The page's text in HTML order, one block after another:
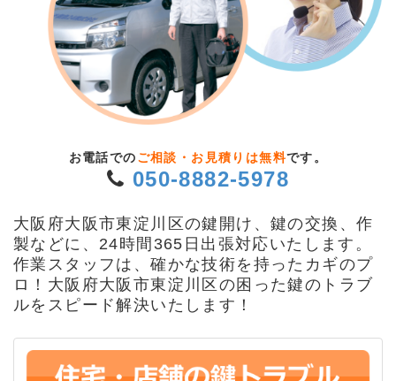
お電話での ご相談・お見積りは無料です。
050-8882-5978
大阪府大阪市東淀川区の鍵開け、鍵の交換、作
製などに、24時間365日出張対応いたします。
作業スタッフは、確かな技術を持ったカギのプ
ロ！大阪府大阪市東淀川区の困った鍵のトラブ
ルをスピード解決いたします！